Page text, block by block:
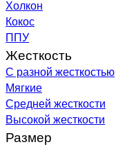
Холкон
Кокос
ППУ
Жесткость
С разной жесткостью
Мягкие
Средней жесткости
Высокой жесткости
Размер